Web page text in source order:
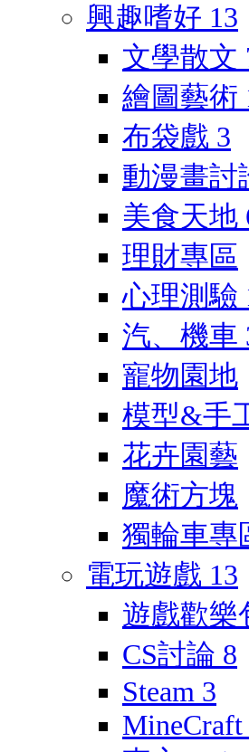
興趣嗜好 13
文學散文
繪圖藝術
布袋戲 3
動漫畫討
美食天地
理財專區
心理測驗
汽、機車
寵物園地
模型&手
花卉園藝
魔術方塊
獨輪車專
電玩遊戲 13
遊戲歡樂
CS討論 8
Steam 3
MineCraft